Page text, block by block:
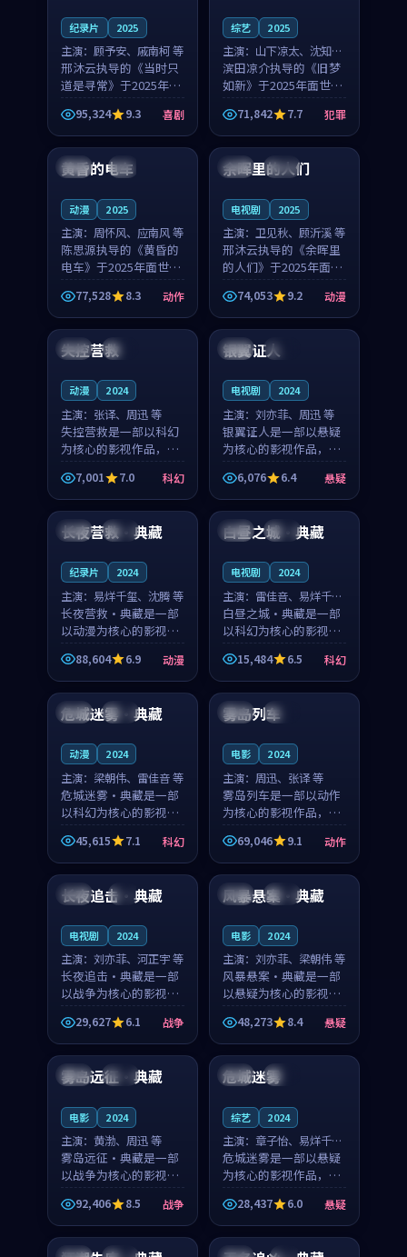
纪录片 2025
主演： 顾予安、戚南柯 等
邢沐云执导的《当时只
道是寻常》于2025年面
世，泰国的城市气质与
母女情深的人物心境共
同构筑了影片基调。顾
予安、戚南柯用细腻的
表演撑起整部喜剧电
95,324 9.3 喜剧
综艺 2025
主演： 山下凉太、沈知韵
等
滨田凉介执导的《旧梦
如新》于2025年面世，
中国台湾的城市气质与
异国相遇的人物心境共
同构筑了影片基调。山
下凉太、沈知韵用细腻
的表演撑起整部犯罪
71,842 7.7 犯罪
日本 4K
黄昏的电车
动漫 2025
主演： 周怀风、应南风 等
陈思源执导的《黄昏的
电车》于2025年面世，
日本的城市气质与渔村
故事的人物心境共同构
筑了影片基调。周怀
风、应南风用细腻的表
演撑起整部动作电影，
77,528 8.3 动作
泰国 完结
余晖里的人们
电视剧 2025
主演： 卫见秋、顾沂溪 等
邢沐云执导的《余晖里
的人们》于2025年面
世，泰国的城市气质与
小镇生活的人物心境共
同构筑了影片基调。卫
见秋、顾沂溪用细腻的
表演撑起整部动漫电
74,053 9.2 动漫
中国 完结
失控营救
动漫 2024
主演： 张译、周迅 等
失控营救是一部以科幻
为核心的影视作品，围
绕危机、反转与人物成
长展开，整体节奏紧
凑，值得推荐观看。
7,001 7.0 科幻
英国 高分
银翼证人
电视剧 2024
主演： 刘亦菲、周迅 等
银翼证人是一部以悬疑
为核心的影视作品，围
绕危机、反转与人物成
长展开，整体节奏紧
凑，值得推荐观看。
6,076 6.4 悬疑
韩国 独播
长夜营救·典藏
纪录片 2024
主演： 易烊千玺、沈腾 等
长夜营救·典藏是一部
以动漫为核心的影视作
品，围绕危机、反转与
人物成长展开，整体节
奏紧凑，值得推荐观
看。
88,604 6.9 动漫
美国 独播
白昼之城·典藏
电视剧 2024
主演： 雷佳音、易烊千玺
等
白昼之城·典藏是一部
以科幻为核心的影视作
品，围绕危机、反转与
人物成长展开，整体节
奏紧凑，值得推荐观
看。
15,484 6.5 科幻
美国 独播
危城迷雾·典藏
动漫 2024
主演： 梁朝伟、雷佳音 等
危城迷雾·典藏是一部
以科幻为核心的影视作
品，围绕危机、反转与
人物成长展开，整体节
奏紧凑，值得推荐观
45,615 7.1 科幻
法国 杜比
雾岛列车
电影 2024
主演： 周迅、张译 等
雾岛列车是一部以动作
为核心的影视作品，围
绕危机、反转与人物成
长展开，整体节奏紧
凑，值得推荐观看。
69,046 9.1 动作
泰国 4K
长夜追击·典藏
电视剧 2024
主演： 刘亦菲、河正宇 等
长夜追击·典藏是一部
以战争为核心的影视作
品，围绕危机、反转与
人物成长展开，整体节
奏紧凑，值得推荐观
看。
29,627 6.1 战争
韩国 高分
风暴悬案·典藏
电影 2024
主演： 刘亦菲、梁朝伟 等
风暴悬案·典藏是一部
以悬疑为核心的影视作
品，围绕危机、反转与
人物成长展开，整体节
奏紧凑，值得推荐观
看。
48,273 8.4 悬疑
韩国 独播
雾岛远征·典藏
电影 2024
主演： 黄渤、周迅 等
雾岛远征·典藏是一部
以战争为核心的影视作
品，围绕危机、反转与
人物成长展开，整体节
奏紧凑，值得推荐观
看。
92,406 8.5 战争
日本 热播
危城迷雾
综艺 2024
主演： 章子怡、易烊千玺
等
危城迷雾是一部以悬疑
为核心的影视作品，围
绕危机、反转与人物成
长展开，整体节奏紧
凑，值得推荐观看。
28,437 6.0 悬疑